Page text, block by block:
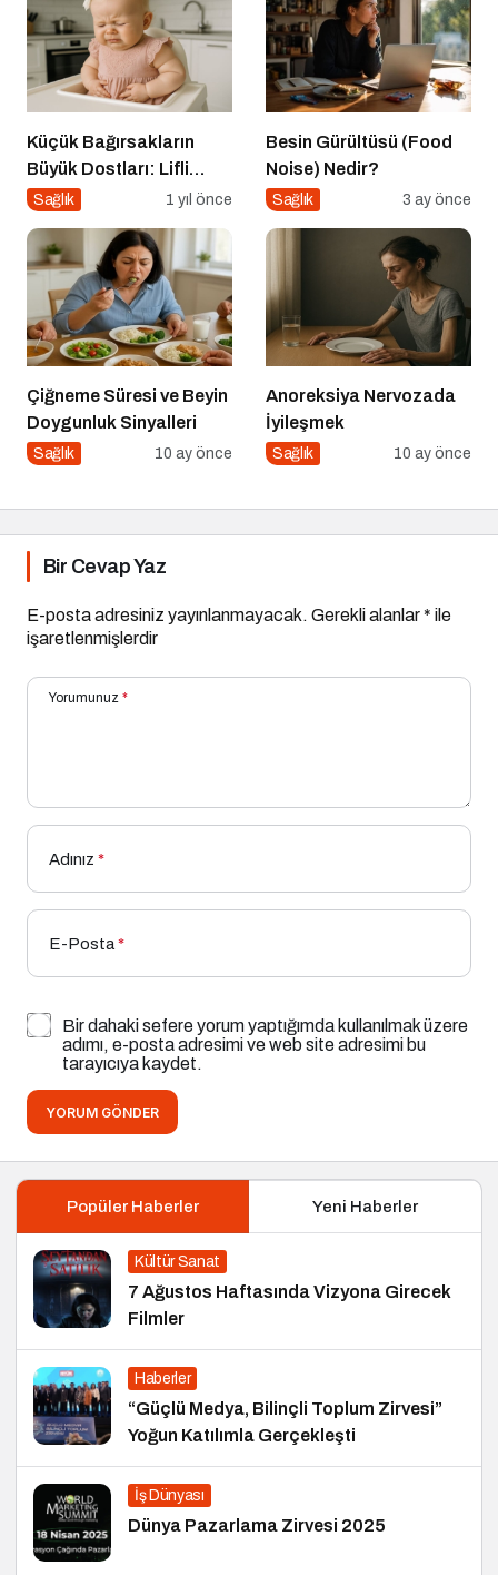
Küçük Bağırsakların
Büyük Dostları: Lifli
Gıdalar ve Probiyotikler
Sağlık 1 yıl önce
Besin Gürültüsü (Food
Noise) Nedir?
Sağlık 3 ay önce
Çiğneme Süresi ve Beyin
Doygunluk Sinyalleri
Sağlık 10 ay önce
Anoreksiya Nervozada
İyileşmek
Sağlık 10 ay önce
Bir Cevap Yaz
E-posta adresiniz yayınlanmayacak. Gerekli alanlar* ile
işaretlenmişlerdir
Yorumunuz *
Adınız *
E-Posta*
Bir dahaki sefere yorum yaptığımda kullanılmak üzere
adımı, e-posta adresimi ve web site adresimi bu
tarayıcıya kaydet.
YORUM GÖNDER
Popüler Haberler Yeni Haberler
Kültür Sanat
7 Ağustos Haftasında Vizyona Girecek
Filmler
Haberler
“Güçlü Medya, Bilinçli Toplum Zirvesi”
Yoğun Katılımla Gerçekleşti
İş Dünyası
Dünya Pazarlama Zirvesi 2025